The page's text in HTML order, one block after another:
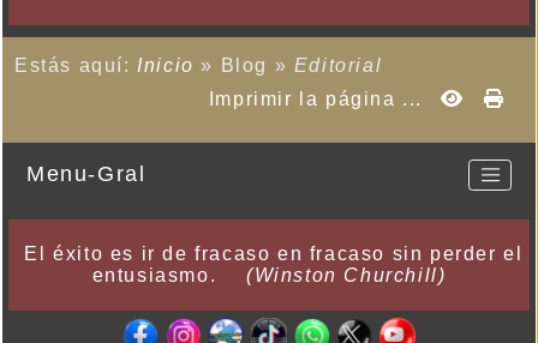
Estás aquí: Inicio » Blog » Editorial
Imprimir la página ...
Menu-Gral
El éxito es ir de fracaso en fracaso sin perder el
entusiasmo.
(Winston Churchill)